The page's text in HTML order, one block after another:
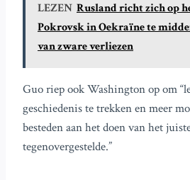
LEZEN Rusland richt zich op
Pokrovsk in Oekraïne te
van zware verliezen
Guo riep ook Washington op om
geschiedenis te trekken en meer
besteden aan het doen van het
tegenovergestelde.”